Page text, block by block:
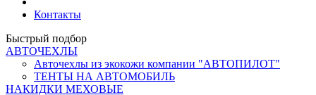
Контакты
Быстрый подбор
АВТОЧЕХЛЫ
Авточехлы из экокожи компании "АВТОПИЛОТ"
ТЕНТЫ НА АВТОМОБИЛЬ
НАКИДКИ МЕХОВЫЕ